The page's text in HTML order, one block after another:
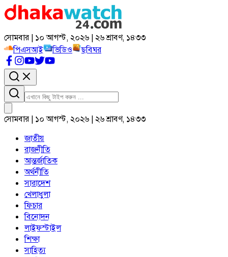
সোমবার | ১০ আগস্ট, ২০২৬ | ২৬ শ্রাবণ, ১৪৩৩
পিএসআই
ভিডিও ছবিঘর
সোমবার | ১০ আগস্ট, ২০২৬ | ২৬ শ্রাবণ, ১৪৩৩
জাতীয়
রাজনীতি
আন্তর্জাতিক
অর্থনীতি
সারাদেশ
খেলাধুলা
ফিচার
বিনোদন
লাইফস্টাইল
শিক্ষা
সাহিত্য